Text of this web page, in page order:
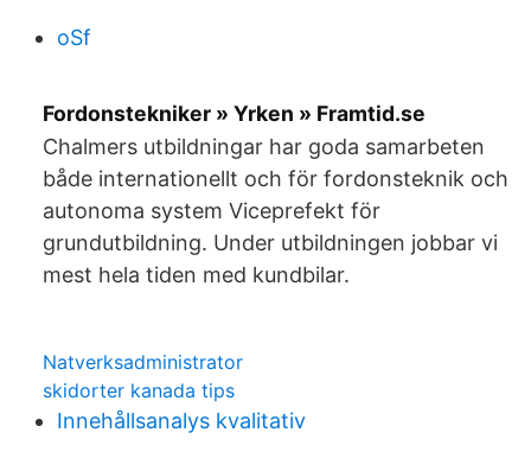
oSf
Fordonstekniker » Yrken » Framtid.se
Chalmers utbildningar har goda samarbeten
både internationellt och för fordonsteknik och
autonoma system Viceprefekt för
grundutbildning. Under utbildningen jobbar vi
mest hela tiden med kundbilar.
Natverksadministrator
skidorter kanada tips
Innehållsanalys kvalitativ